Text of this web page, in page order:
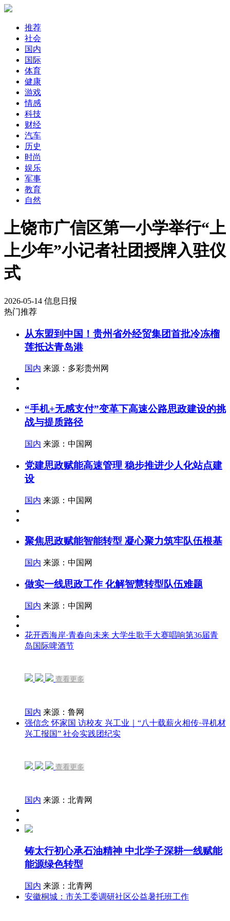
推荐
社会
国内
国际
体育
健康
游戏
情感
科技
财经
汽车
历史
时尚
娱乐
军事
教育
自然
上饶市广信区第一小学举行“上
上少年”小记者社团授牌入驻仪
式
2026-05-14 信息日报
热门推荐
从东盟到中国！贵州省外经贸集团首批冷冻榴
莲抵达青岛港
国内 来源：多彩贵州网
“手机+无感支付”变革下高速公路思政建设的挑
战与提质路径
国内 来源：中国网
党建思政赋能高速管理 稳步推进少人化站点建
设
国内 来源：中国网
聚焦思政赋能智能转型 凝心聚力筑牢队伍根基
国内 来源：中国网
做实一线思政工作 化解智慧转型队伍难题
国内 来源：中国网
花开西海岸·青春向未来 大学生歌手大赛唱响第36届青
岛国际啤酒节
查看更多
国内 来源：鲁网
强信念 怀家国 访校友 兴工业｜“八十载薪火相传·寻机材
兴工报国” 社会实践团纪实
查看更多
国内 来源：北青网
铸太行初心承石油精神 中北学子深耕一线赋能
能源绿色转型
国内 来源：北青网
安徽桐城：市关工委调研社区公益暑托班工作